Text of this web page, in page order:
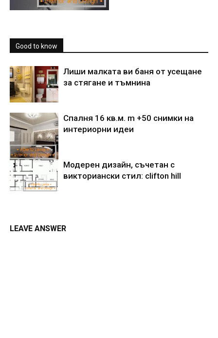
Good to know
Лиши малката ви баня от усещане
за стягане и тъмнина
Спалня 16 кв.м. m +50 снимки на
интериорни идеи
Модерен дизайн, съчетан с
викториански стил: clifton hill
LEAVE ANSWER